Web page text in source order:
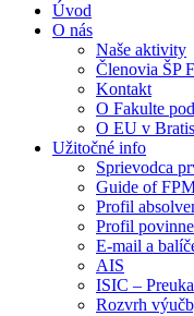
Úvod
O nás
Naše aktivity
Členovia ŠP
Kontakt
O Fakulte
O EU v
Užitočné info
Sprievodca
Guide of
Profil
Profil
E-mail a
AIS
ISIC –
Rozvrh